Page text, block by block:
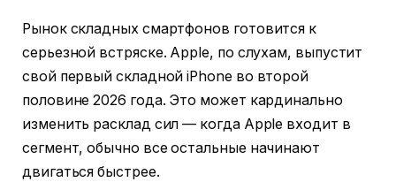
Рынок складных смартфонов готовится к
серьезной встряске. Apple, по слухам, выпустит
свой первый складной iPhone во второй
половине 2026 года. Это может кардинально
изменить расклад сил — когда Apple входит в
сегмент, обычно все остальные начинают
двигаться быстрее.